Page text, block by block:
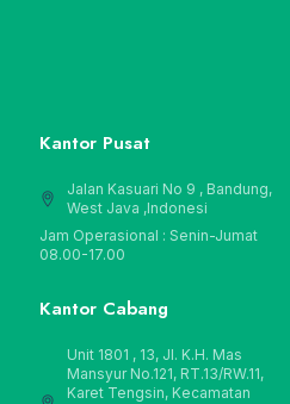
Kantor Pusat
Jalan Kasuari No 9 , Bandung,
West Java ,Indonesi
Jam Operasional : Senin-Jumat
08.00-17.00
Kantor Cabang
Unit 1801 , 13, Jl. K.H. Mas
Mansyur No.121, RT.13/RW.11,
Karet Tengsin, Kecamatan